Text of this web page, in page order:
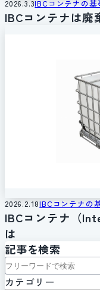
2026.3.3IBCコンテナの基
IBCコンテナは廃
2026.2.18IBCコンテナの
IBCコンテナ（
は
記事を検索
検
索
カテゴリー